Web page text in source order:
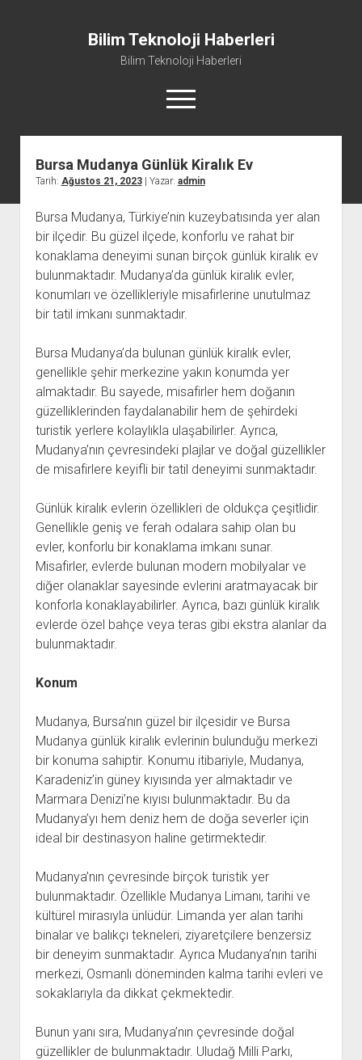
Bilim Teknoloji Haberleri
Bilim Teknoloji Haberleri
menüyü
aç
Liste
Tiktok Beğeni Kasma
Twitter Izlenme Arttırma Parasız
Bursa Mudanya Günlük Kiralık Ev
Tarih: Ağustos 21, 2023| Yazar: admin
Bursa Mudanya, Türkiye’nin kuzeybatısında yer alan
bir ilçedir. Bu güzel ilçede, konforlu ve rahat bir
konaklama deneyimi sunan birçok günlük kiralık ev
bulunmaktadır. Mudanya’da günlük kiralık evler,
konumları ve özellikleriyle misafirlerine unutulmaz
bir tatil imkanı sunmaktadır.
Bursa Mudanya’da bulunan günlük kiralık evler,
genellikle şehir merkezine yakın konumda yer
almaktadır. Bu sayede, misafirler hem doğanın
güzelliklerinden faydalanabilir hem de şehirdeki
turistik yerlere kolaylıkla ulaşabilirler. Ayrıca,
Mudanya’nın çevresindeki plajlar ve doğal güzellikler
de misafirlere keyifli bir tatil deneyimi sunmaktadır.
Günlük kiralık evlerin özellikleri de oldukça çeşitlidir.
Genellikle geniş ve ferah odalara sahip olan bu
evler, konforlu bir konaklama imkanı sunar.
Misafirler, evlerde bulunan modern mobilyalar ve
diğer olanaklar sayesinde evlerini aratmayacak bir
konforla konaklayabilirler. Ayrıca, bazı günlük kiralık
evlerde özel bahçe veya teras gibi ekstra alanlar da
bulunmaktadır.
Konum
Mudanya, Bursa’nın güzel bir ilçesidir ve Bursa
Mudanya günlük kiralık evlerinin bulunduğu merkezi
bir konuma sahiptir. Konumu itibariyle, Mudanya,
Karadeniz’in güney kıyısında yer almaktadır ve
Marmara Denizi’ne kıyısı bulunmaktadır. Bu da
Mudanya’yı hem deniz hem de doğa severler için
ideal bir destinasyon haline getirmektedir.
Mudanya’nın çevresinde birçok turistik yer
bulunmaktadır. Özellikle Mudanya Limanı, tarihi ve
kültürel mirasıyla ünlüdür. Limanda yer alan tarihi
binalar ve balıkçı tekneleri, ziyaretçilere benzersiz
bir deneyim sunmaktadır. Ayrıca Mudanya’nın tarihi
merkezi, Osmanlı döneminden kalma tarihi evleri ve
sokaklarıyla da dikkat çekmektedir.
Bunun yanı sıra, Mudanya’nın çevresinde doğal
güzellikler de bulunmaktadır. Uludağ Milli Parkı,